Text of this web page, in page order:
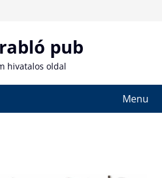
pub
hivatalos oldal
Menu